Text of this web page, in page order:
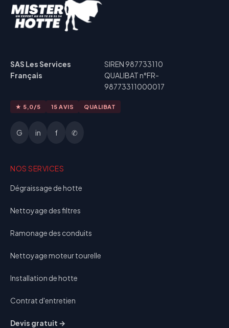
SAS Les Services
Français
SIREN 987733110
QUALIBAT n°FR-
98773311000017
★ 5,0/5 15 AVIS QUALIBAT
G in f ✆
NOS SERVICES
Dégraissage de hotte
Nettoyage des filtres
Ramonage des conduits
Nettoyage moteur tourelle
Installation de hotte
Contrat d'entretien
Devis gratuit →